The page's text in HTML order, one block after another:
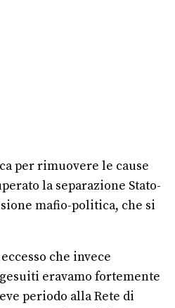
per rimuovere le cause
la separazione Stato-
mafio-politica, che si
che invece
eravamo fortemente
periodo alla Rete di